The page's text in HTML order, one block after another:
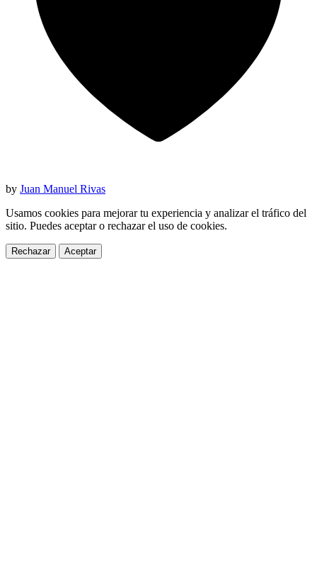
by Juan Manuel Rivas
Usamos cookies para mejorar tu experiencia y analizar el tráfico del
sitio. Puedes aceptar o rechazar el uso de cookies.
Rechazar Aceptar